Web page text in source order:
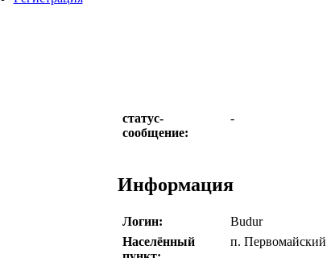
статус-
сообщение:
-
Информация
Логин:
Budur
Населённый
п. Первомайский